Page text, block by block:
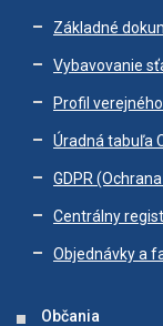
Základné
Vybavovanie
Profil
Úradná tabuľa
GDPR
Centrálny
Objednávky a
Občania